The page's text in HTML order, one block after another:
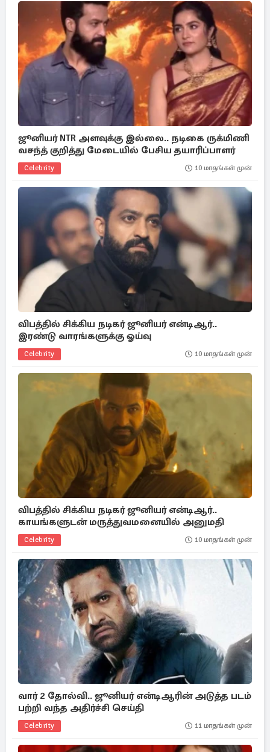
ஜூனியர் NTR அளவுக்கு இல்லை.. நடிகை ருக்மிணி
வசந்த் குறித்து மேடையில் பேசிய தயாரிப்பாளர்
Celebrity 10 மாதங்கள் முன்
விபத்தில் சிக்கிய நடிகர் ஜூனியர் என்டிஆர்..
இரண்டு வாரங்களுக்கு ஓய்வு
Celebrity 10 மாதங்கள் முன்
விபத்தில் சிக்கிய நடிகர் ஜூனியர் என்டிஆர்..
காயங்களுடன் மருத்துவமனையில் அனுமதி
Celebrity 10 மாதங்கள் முன்
வார் 2 தோல்வி.. ஜூனியர் என்டிஆரின் அடுத்த படம்
பற்றி வந்த அதிர்ச்சி செய்தி
Celebrity 11 மாதங்கள் முன்